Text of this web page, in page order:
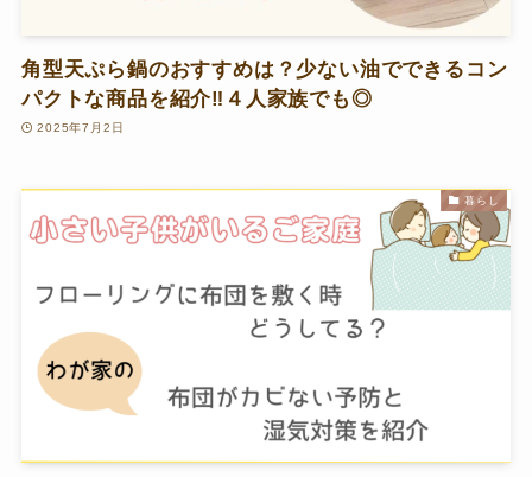
角型天ぷら鍋のおすすめは？少ない油でできるコン
パクトな商品を紹介‼４人家族でも◎
2025年7月2日
暮らし